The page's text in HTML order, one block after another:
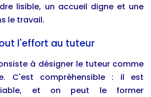
lisible, un accueil digne et une
le travail.
l'effort au tuteur
à désigner le tuteur comme
C'est compréhensible : il est
et on peut le former